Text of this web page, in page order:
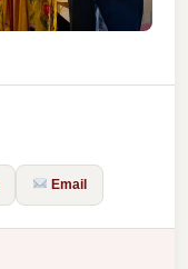
Email